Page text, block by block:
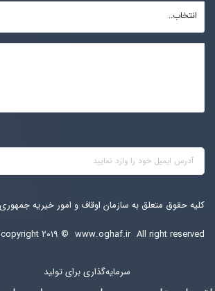
انتخاب..
کلیه حقوق متعلق به سازمان اوقاف و امور خیریه
copyright ۲۰۱۹ © www.oghaf.ir All right reserved
سرمایه‌گذاری برای تولید